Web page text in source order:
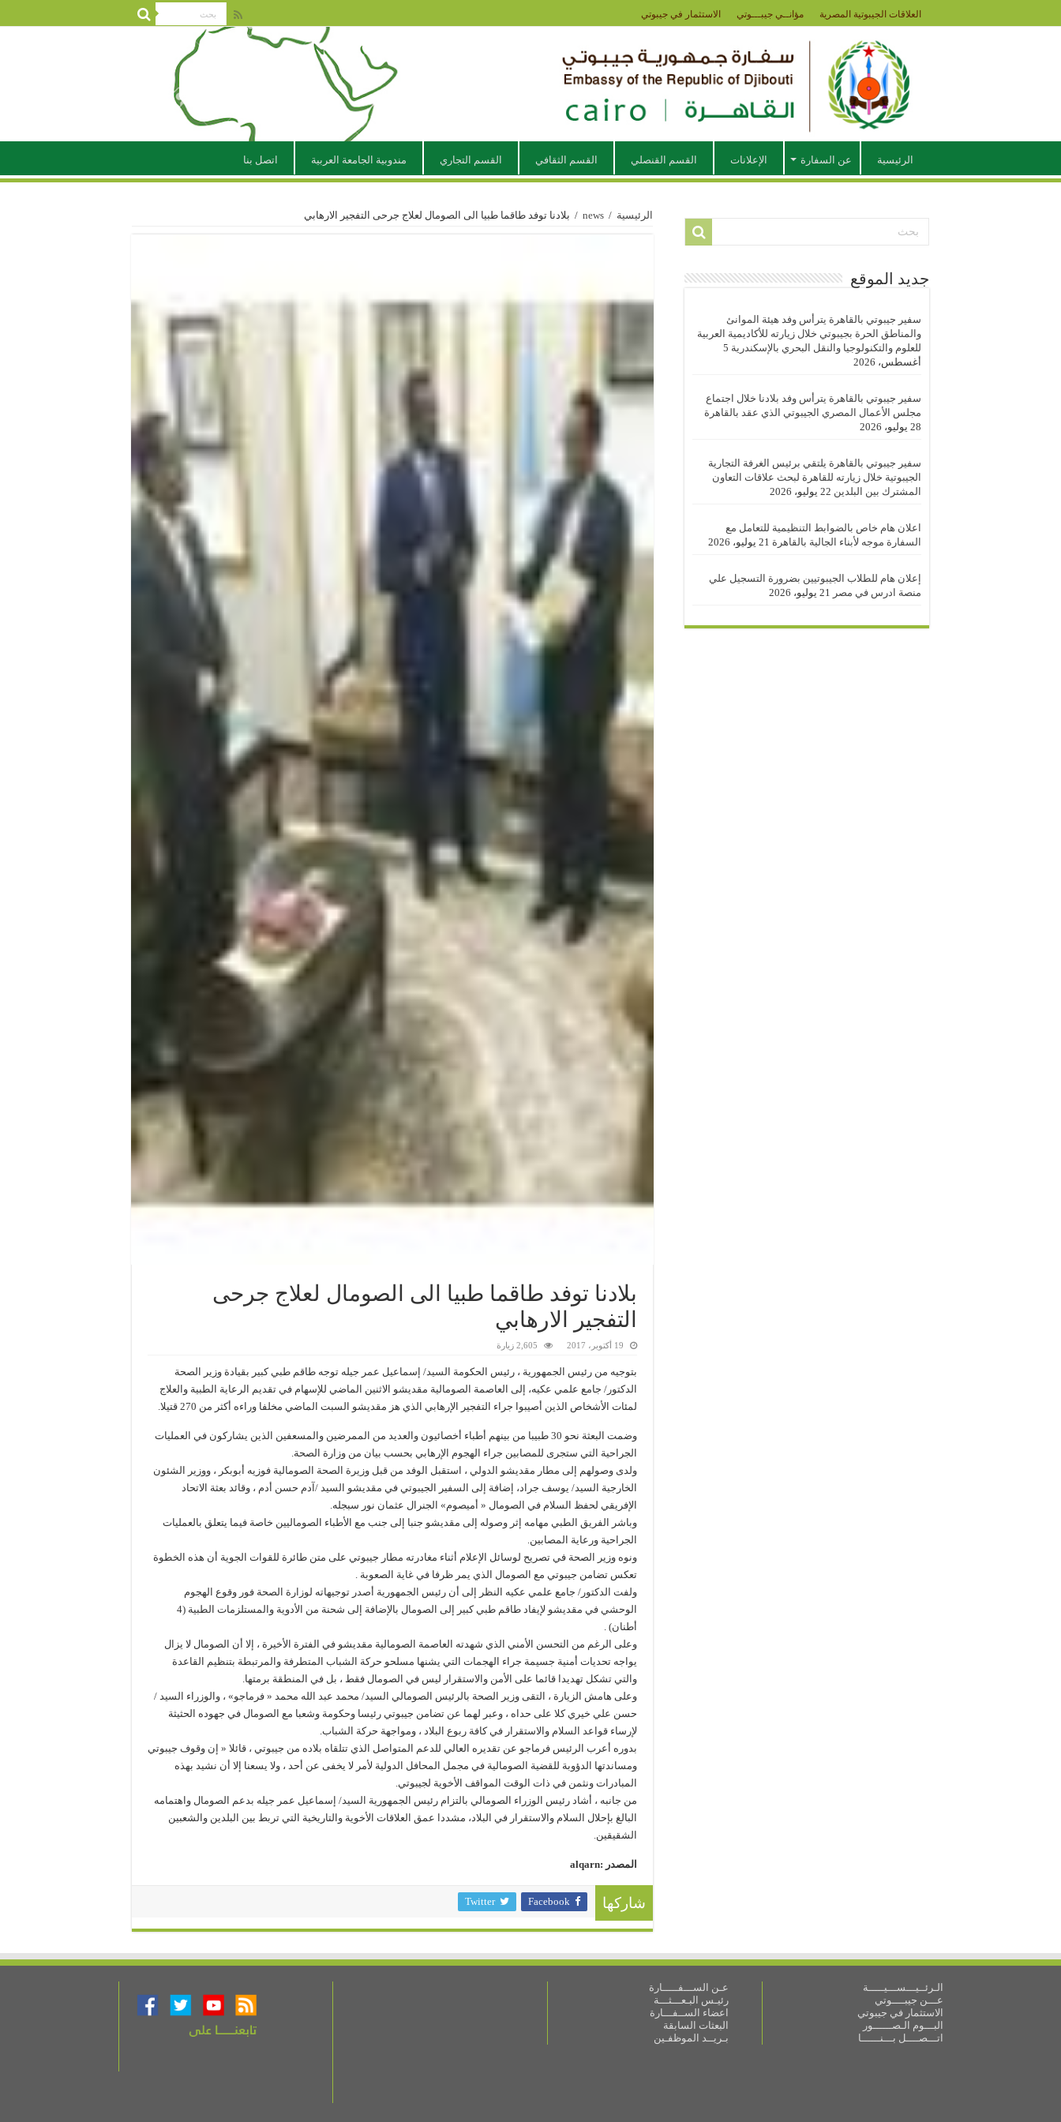
العلاقات الجيبوتية المصرية مؤانــي جيبـــوتي الاستثمار في جيبوتي
الرئيسية عن السفارة الإعلانات القسم القنصلي القسم الثقافي القسم التجاري مندوبية الجامعة العربية اتصل بنا
الرئيسية /
news
/ بلادنا توفد طاقما طبيا الى الصومال لعلاج جرحى التفجير الارهابي
بلادنا توفد طاقما طبيا الى الصومال لعلاج جرحى
التفجير الارهابي
19 أكتوبر، 2017 2,605 زيارة
بتوجيه من رئيس الجمهورية ، رئيس الحكومة السيد/ إسماعيل عمر جيله توجه طاقم طبي كبير بقيادة وزير الصحة
الدكتور/ جامع علمي عكيه، إلى العاصمة الصومالية مقديشو الاثنين الماضي للإسهام في تقديم الرعاية الطبية والعلاج
لمئات الأشخاص الذين أصيبوا جراء التفجير الإرهابي الذي هز مقديشو السبت الماضي مخلفا وراءه أكثر من 270 قتيلا.
وضمت البعثة نحو 30 طبيبا من بينهم أطباء أخصائيون والعديد من الممرضين والمسعفين الذين يشاركون في العمليات
الجراحية التي ستجرى للمصابين جراء الهجوم الإرهابي بحسب بيان من وزارة الصحة.
ولدى وصولهم إلى مطار مقديشو الدولي ، استقبل الوفد من قبل وزيرة الصحة الصومالية فوزيه أبوبكر ، ووزير الشئون
الخارجية السيد/ يوسف جراد، إضافة إلى السفير الجيبوتي في مقديشو السيد /آدم حسن أدم ، وقائد بعثة الاتحاد
الإفريقي لحفظ السلام في الصومال « أميصوم» الجنرال عثمان نور سبجله.
وباشر الفريق الطبي مهامه إثر وصوله إلى مقديشو جنبا إلى جنب مع الأطباء الصوماليين خاصة فيما يتعلق بالعمليات
الجراحية ورعاية المصابين.
ونوه وزير الصحة في تصريح لوسائل الإعلام أثناء مغادرته مطار جيبوتي على متن طائرة للقوات الجوية أن هذه الخطوة
تعكس تضامن جيبوتي مع الصومال الذي يمر ظرفا في غاية الصعوبة .
ولفت الدكتور/ جامع علمي عكيه النظر إلى أن رئيس الجمهورية أصدر توجيهاته لوزارة الصحة فور وقوع الهجوم
الوحشي في مقديشو لإيفاد طاقم طبي كبير إلى الصومال بالإضافة إلى شحنة من الأدوية والمستلزمات الطبية (4
أطنان) .
وعلى الرغم من التحسن الأمني الذي شهدته العاصمة الصومالية مقديشو في الفترة الأخيرة ، إلا أن الصومال لا يزال
يواجه تحديات أمنية جسيمة جراء الهجمات التي يشنها مسلحو حركة الشباب المتطرفة والمرتبطة بتنظيم القاعدة
والتي تشكل تهديدا قائما على الأمن والاستقرار ليس في الصومال فقط ، بل في المنطقة برمتها.
وعلى هامش الزيارة ، التقى وزير الصحة بالرئيس الصومالي السيد/ محمد عبد الله محمد « فرماجو» ، والوزراء السيد /
حسن علي خيري كلا على حداه ، وعبر لهما عن تضامن جيبوتي رئيسا وحكومة وشعبا مع الصومال في جهوده الحثيثة
لإرساء قواعد السلام والاستقرار في كافة ربوع البلاد ، ومواجهة حركة الشباب.
بدوره أعرب الرئيس فرماجو عن تقديره العالي للدعم المتواصل الذي تتلقاه بلاده من جيبوتي ، قائلا « إن وقوف جيبوتي
ومساندتها الدؤوبة للقضية الصومالية في مجمل المحافل الدولية لأمر لا يخفى عن أحد ، ولا يسعنا إلا أن نشيد بهذه
المبادرات ونثمن في ذات الوقت المواقف الأخوية لجيبوتي.
من جانبه ، أشاد رئيس الوزراء الصومالي بالتزام رئيس الجمهورية السيد/ إسماعيل عمر جيله بدعم الصومال واهتمامه
البالغ بإحلال السلام والاستقرار في البلاد، مشددا عمق العلاقات الأخوية والتاريخية التي تربط بين البلدين والشعبين
الشقيقين.
المصدر :alqarn
شاركها Facebook
Twitter
جديد الموقع
سفير جيبوتي بالقاهرة يترأس وفد هيئة الموانئ
والمناطق الحرة بجيبوتي خلال زيارته للأكاديمية العربية
للعلوم والتكنولوجيا والنقل البحري بالإسكندرية 5
أغسطس، 2026
سفير جيبوتي بالقاهرة يترأس وفد بلادنا خلال اجتماع
مجلس الأعمال المصري الجيبوتي الذي عقد بالقاهرة
28 يوليو، 2026
سفير جيبوتي بالقاهرة يلتقي برئيس الغرفة التجارية
الجيبوتية خلال زيارته للقاهرة لبحث علاقات التعاون
المشترك بين البلدين 22 يوليو، 2026
اعلان هام خاص بالضوابط التنظيمية للتعامل مع
السفارة موجه لأبناء الجالية بالقاهرة 21 يوليو، 2026
إعلان هام للطلاب الجيبوتيين بضرورة التسجيل علي
منصة ادرس في مصر
21 يوليو، 2026
الـرئــيـــســـيـــــة
عـــن جيبــــوتي
الاستثمار في جيبوتي
البـــوم الـصــــــور
اتـــصــــل بـــنــــــا
عـن الســـفـــــارة
رئيـس البـعـــثـــة
اعضاء الســفـــارة
البعثات السابقة
بـريــد الموظفـين